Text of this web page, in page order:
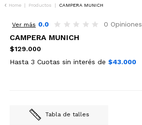
Home | Productos | CAMPERA MUNICH
Ver más 0.0 0 Opiniones
CAMPERA MUNICH
$129.000
Hasta 3 Cuotas sin interés de $43.000
Tabla de talles